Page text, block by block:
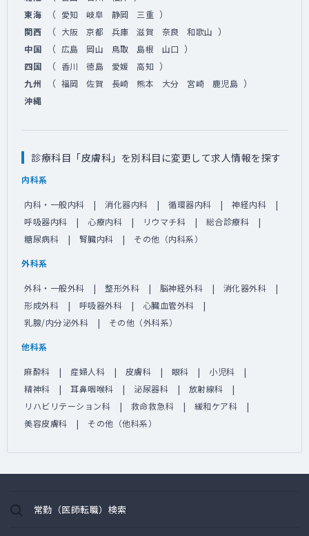
東海 （ 愛知 岐阜 静岡 三重 ）
関西 （ 大阪 京都 兵庫 滋賀 奈良 和歌山 ）
中国 （ 広島 岡山 鳥取 島根 山口 ）
四国 （ 香川 徳島 愛媛 高知 ）
九州 （ 福岡 佐賀 長崎 熊本 大分 宮崎 鹿児島 ）
沖縄
診療科目「皮膚科」を別科目に変更して求人情報を探す
内科系
内科・一般内科 消化器内科 循環器内科
神経内科
呼吸器内科
心療内科 リウマチ科
総合診療科
糖尿病科
腎臓内科 その他（内科系）
外科系
外科・一般外科 整形外科 脳神経外科
消化器外科
形成外科
呼吸器外科
心臓血管外科
乳腺/内分泌外科
その他（外科系）
他科系
麻酔科 産婦人科 皮膚科 眼科
小児科
精神科
耳鼻咽喉科 泌尿器科
放射線科
リハビリテーション科
救命救急科
緩和ケア科
美容皮膚科
その他（他科系）
常勤（医師転職）検索